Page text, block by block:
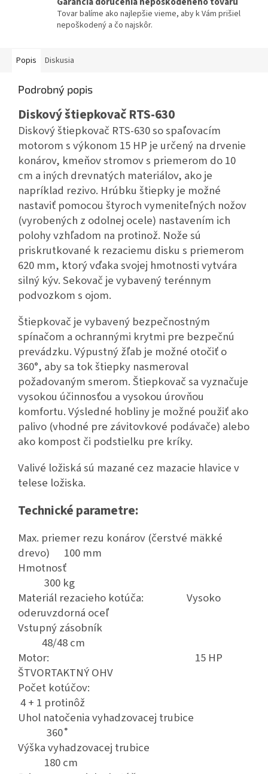
Tovar balíme ako najlepšie vieme, aby k Vám prišiel
nepoškodený a čo najskôr.
Popis Diskusia
Podrobný popis
Diskový štiepkovač RTS-630
Diskový štiepkovač RTS-630 so spaľovacím
motorom s výkonom 15 HP je určený na drvenie
konárov, kmeňov stromov s priemerom do 10
cm a iných drevnatých materiálov, ako je
napríklad rezivo. Hrúbku štiepky je možné
nastaviť pomocou štyroch vymeniteľných nožov
(vyrobených z odolnej ocele) nastavením ich
polohy vzhľadom na protinož. Nože sú
priskrutkované k rezaciemu disku s priemerom
620 mm, ktorý vďaka svojej hmotnosti vytvára
silný kýv. Sekovač je vybavený terénnym
podvozkom s ojom.
Štiepkovač je vybavený bezpečnostným
spínačom a ochrannými krytmi pre bezpečnú
prevádzku. Výpustný žľab je možné otočiť o
360°, aby sa tok štiepky nasmeroval
požadovaným smerom. Štiepkovač sa vyznačuje
vysokou účinnosťou a vysokou úrovňou
komfortu. Výsledné hobliny je možné použiť ako
palivo (vhodné pre závitovkové podávače) alebo
ako kompost či podstielku pre kríky.
Valivé ložiská sú mazané cez mazacie hlavice v
telese ložiska.
Technické parametre:
Max. priemer rezu konárov (čerstvé mäkké
drevo) 100 mm
Hmotnosť
300 kg
Materiál rezacieho kotúča: Vysoko
oderuvzdorná oceľ
Vstupný zásobník
48/48 cm
Motor: 15 HP
ŠTVORTAKTNÝ OHV
Počet kotúčov:
4 + 1 protinôž
Uhol natočenia vyhadzovacej trubice
360˚
Výška vyhadzovacej trubice
180 cm